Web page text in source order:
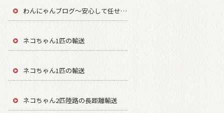
わんにゃんブログ～安心して任せてもらう～
ネコちゃん1匹の輸送
ネコちゃん1匹の輸送
ネコちゃん2匹陸路の長距離輸送